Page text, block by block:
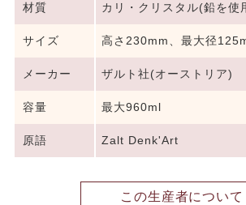
材質 カリ・クリスタル(鉛を使
サイズ 高さ230mm、最大径
メーカー ザルト社(オーストリア)
容量 最大960ml
原語 Zalt Denk'Art
この生産者について